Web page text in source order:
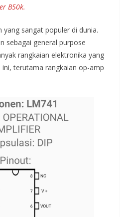
B50k.
yang sangat populer di dunia.
sebagai general purpose
rangkaian elektronika yang
terutama rangkaian op-amp